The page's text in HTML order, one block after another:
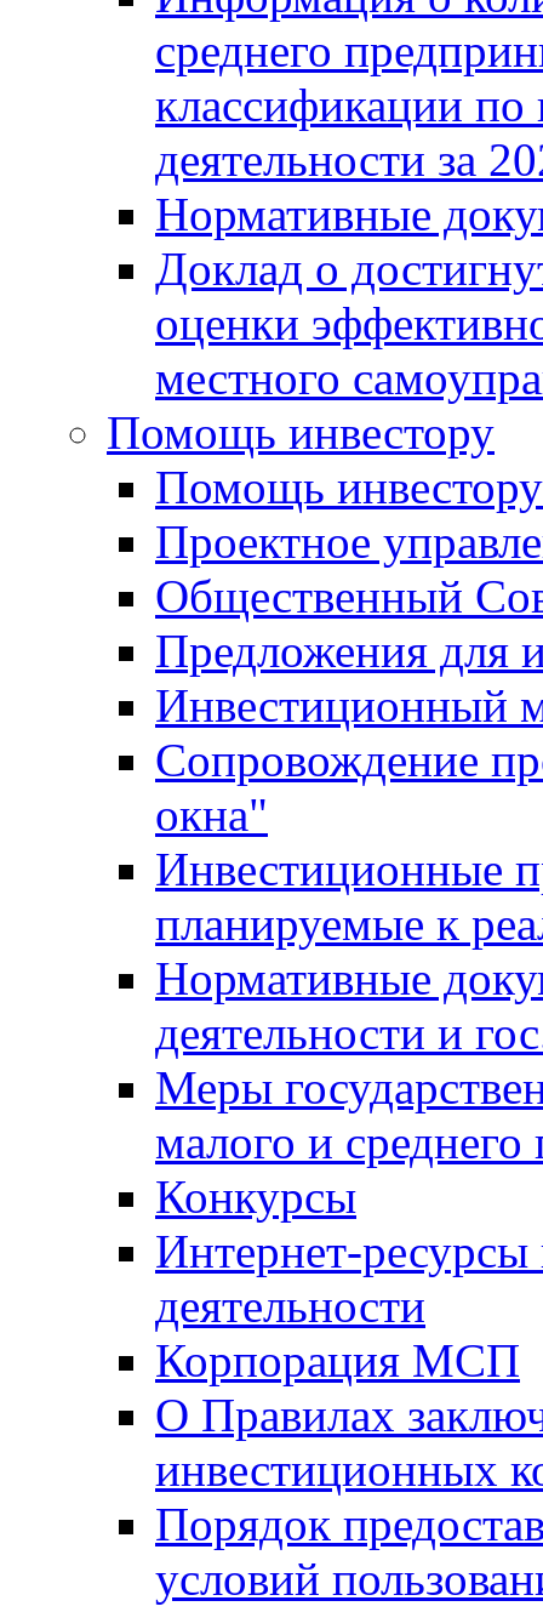
среднего
классификации
деятельности за
Нормативные
Доклад о
оценки
местного
Помощь инвестору
Помощь инвестору
Проектное
Общественный
Предложения для
Инвестиционный
Сопровождение
окна"
Инвестиционные
планируемые к
Нормативные
деятельности и
Меры
малого и среднего
Конкурсы
Интернет-
деятельности
Корпорация МСП
О Правилах
инвестиционных
Порядок
условий